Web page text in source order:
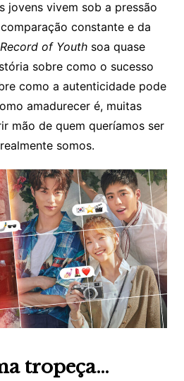
jovens vivem sob a pressão
constante e da
Record of Youthsoa quase
sobre como o sucesso
como a autenticidade pode
amadurecer é, muitas
mão de quem queríamos ser
somos.
tropeça…